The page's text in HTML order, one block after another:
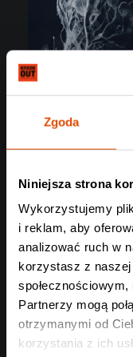
Zgoda
Niniejsza strona
Wykorzystujemy
i reklam, aby
analizować ruch w
korzystasz z
Partnerzy mogą
otrzymanymi od
korzystania z ich
SOEN
ONLY SONS
Bielsko-Biała,
119 zł